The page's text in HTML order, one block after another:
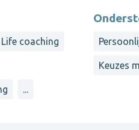
Life coaching
...
Keuzes